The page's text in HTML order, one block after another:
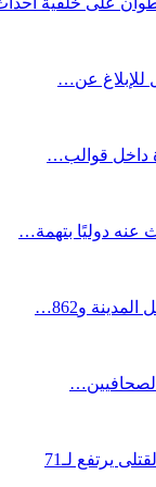
للإبلاغ عن…
دوليًا بتهمة…
الصحافيين…